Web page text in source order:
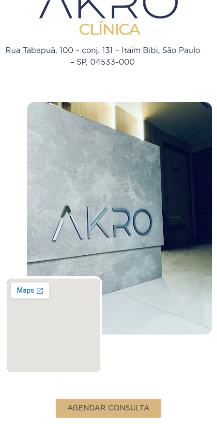
AGENDAR CONSULTA
Rua Tabapuã, 100 – conj. 131 – Itaim Bibi, São Paulo
– SP, 04533-000